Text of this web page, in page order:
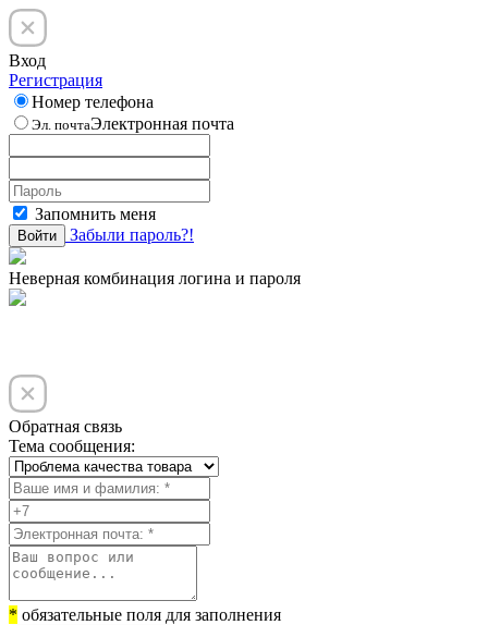
Вход
Регистрация
Номер телефона
Эл. почтаЭлектронная почта
Запомнить меня
Войти Забыли пароль?!
Неверная комбинация логина и пароля
Обратная связь
Тема сообщения:
* обязательные поля для заполнения